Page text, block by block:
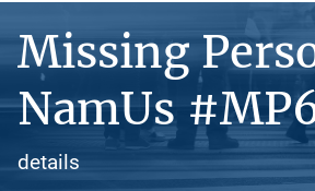
Missing
NamUs
details